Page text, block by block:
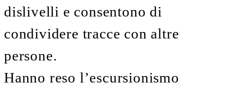
dislivelli e consentono di
condividere tracce con altre
persone.
Hanno reso l’escursionismo